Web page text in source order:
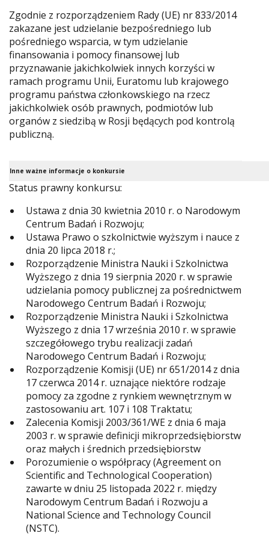
Zgodnie z rozporządzeniem Rady (UE) nr 833/2014
zakazane jest udzielanie bezpośredniego lub
pośredniego wsparcia, w tym udzielanie
finansowania i pomocy finansowej lub
przyznawanie jakichkolwiek innych korzyści w
ramach programu Unii, Euratomu lub krajowego
programu państwa członkowskiego na rzecz
jakichkolwiek osób prawnych, podmiotów lub
organów z siedzibą w Rosji będących pod kontrolą
publiczną.
Inne ważne informacje o konkursie
Status prawny konkursu:
Ustawa z dnia 30 kwietnia 2010 r. o Narodowym
Centrum Badań i Rozwoju;
Ustawa Prawo o szkolnictwie wyższym i nauce z
dnia 20 lipca 2018 r.;
Rozporządzenie Ministra Nauki i Szkolnictwa
Wyższego z dnia 19 sierpnia 2020 r. w sprawie
udzielania pomocy publicznej za pośrednictwem
Narodowego Centrum Badań i Rozwoju;
Rozporządzenie Ministra Nauki i Szkolnictwa
Wyższego z dnia 17 września 2010 r. w sprawie
szczegółowego trybu realizacji zadań
Narodowego Centrum Badań i Rozwoju;
Rozporządzenie Komisji (UE) nr 651/2014 z dnia
17 czerwca 2014 r. uznające niektóre rodzaje
pomocy za zgodne z rynkiem wewnętrznym w
zastosowaniu art. 107 i 108 Traktatu;
Zalecenia Komisji 2003/361/WE z dnia 6 maja
2003 r. w sprawie definicji mikroprzedsiębiorstw
oraz małych i średnich przedsiębiorstw
Porozumienie o współpracy (Agreement on
Scientific and Technological Cooperation)
zawarte w dniu 25 listopada 2022 r. między
Narodowym Centrum Badań i Rozwoju a
National Science and Technology Council
(NSTC).